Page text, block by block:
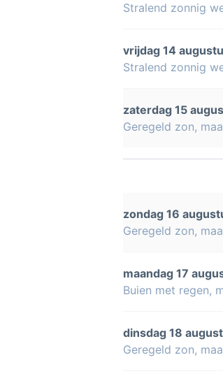
Stralend zonnig
vrijdag 14
Stralend zonnig
zaterdag 15
Geregeld zon,
zondag 16
Geregeld zon,
maandag 17
Buien met regen,
dinsdag 18
Geregeld zon,